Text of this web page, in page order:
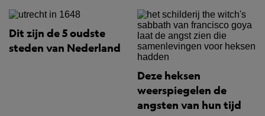
Dit zijn de 5 oudste
steden van Nederland
Deze heksen
weerspiegelen de
angsten van hun tijd